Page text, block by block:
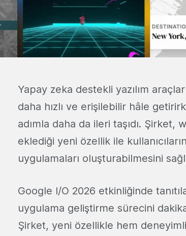
Yapay zeka destekli yazılım
daha hızlı ve erişilebilir hâle
adımla daha da ileri taşıdı. Şirket,
eklediği yeni özellik ile
uygulamaları oluşturabilmesini
Google I/O 2026 etkinliğinde
uygulama geliştirme sürecini
Şirket, yeni özellikle hem